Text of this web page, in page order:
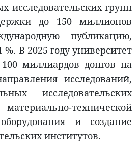
исследовательских групп
до 150 миллионов
публикацию,
В 2025 году университет
миллиардов донгов на
исследований,
исследовательских
технической
и создание
институтов.